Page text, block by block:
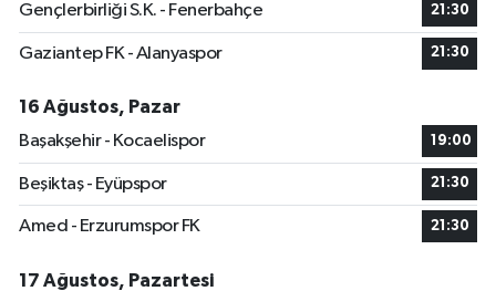
Gençlerbirliği S.K. - Fenerbahçe 21:30
Gaziantep FK - Alanyaspor 21:30
16 Ağustos, Pazar
Başakşehir - Kocaelispor
19:00
Beşiktaş - Eyüpspor 21:30
Amed - Erzurumspor FK 21:30
17 Ağustos, Pazartesi